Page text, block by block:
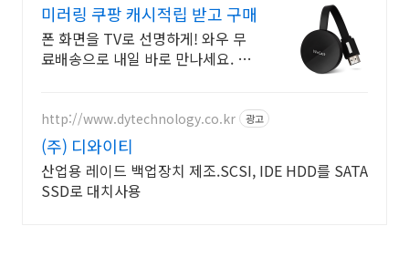
미러링 쿠팡 캐시적립 받고 구매
폰 화면을 TV로 선명하게! 와우 무
료배송으로 내일 바로 만나세요. 설
http://www.dytechnology.co.kr 광고
(주) 디와이티
산업용 레이드 백업장치 제조.SCSI, IDE HDD를 SATA
SSD로 대치사용